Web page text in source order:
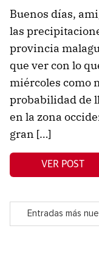
Buenos días,
las
provincia
que ver con lo
miércoles como
probabilidad de
en la zona
gran […]
VER POST
Entradas más